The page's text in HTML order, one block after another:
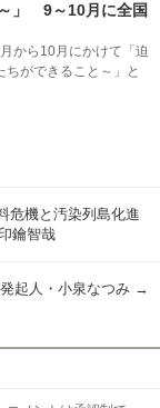
」 9～10月に全国
から10月にかけて「迫
ができること～」と
危機と汚染列島化進
鑰智哉
起人・小泉なつみ →